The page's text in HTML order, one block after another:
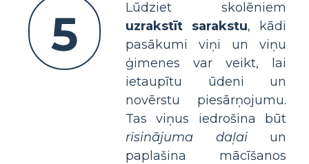
5
Lūdziet skolēniem
uzrakstīt sarakstu, kādi
pasākumi viņi un viņu
ģimenes var veikt, lai
ietaupītu ūdeni un
novērstu piesārņojumu.
Tas viņus iedrošina būt
risinājuma daļaiun
paplašina mācīšanos